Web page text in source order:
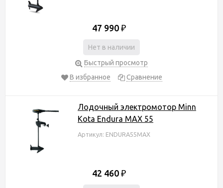
47 990 ₽
Нет в наличии
Быстрый просмотр
В избранное
Сравнение
Лодочный электромотор Minn
Kota Endura MAX 55
Артикул: ENDURA55MAX
42 460 ₽